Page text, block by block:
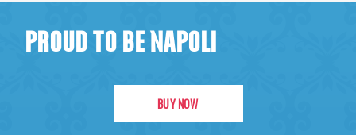
PROUD TO BE NAPOLI
BUY NOW